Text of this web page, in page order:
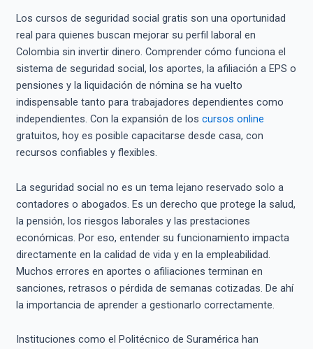
Los cursos de seguridad social gratis son una oportunidad
real para quienes buscan mejorar su perfil laboral en
Colombia sin invertir dinero. Comprender cómo funciona el
sistema de seguridad social, los aportes, la afiliación a EPS o
pensiones y la liquidación de nómina se ha vuelto
indispensable tanto para trabajadores dependientes como
independientes. Con la expansión de los cursos online
gratuitos, hoy es posible capacitarse desde casa, con
recursos confiables y flexibles.
La seguridad social no es un tema lejano reservado solo a
contadores o abogados. Es un derecho que protege la salud,
la pensión, los riesgos laborales y las prestaciones
económicas. Por eso, entender su funcionamiento impacta
directamente en la calidad de vida y en la empleabilidad.
Muchos errores en aportes o afiliaciones terminan en
sanciones, retrasos o pérdida de semanas cotizadas. De ahí
la importancia de aprender a gestionarlo correctamente.
Instituciones como el Politécnico de Suramérica han